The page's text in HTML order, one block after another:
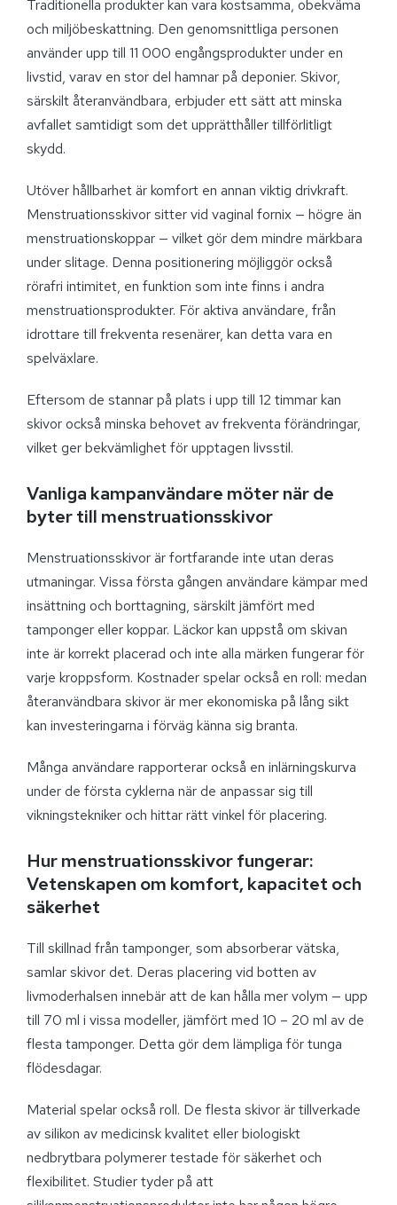
Traditionella produkter kan vara kostsamma, obekväma
och miljöbeskattning. Den genomsnittliga personen
använder upp till 11 000 engångsprodukter under en
livstid, varav en stor del hamnar på deponier. Skivor,
särskilt återanvändbara, erbjuder ett sätt att minska
avfallet samtidigt som det upprätthåller tillförlitligt
skydd.
Utöver hållbarhet är komfort en annan viktig drivkraft.
Menstruationsskivor sitter vid vaginal fornix — högre än
menstruationskoppar — vilket gör dem mindre märkbara
under slitage. Denna positionering möjliggör också
rörafri intimitet, en funktion som inte finns i andra
menstruationsprodukter. För aktiva användare, från
idrottare till frekventa resenärer, kan detta vara en
spelväxlare.
Eftersom de stannar på plats i upp till 12 timmar kan
skivor också minska behovet av frekventa förändringar,
vilket ger bekvämlighet för upptagen livsstil.
Vanliga kampanvändare möter när de
byter till menstruationsskivor
Menstruationsskivor är fortfarande inte utan deras
utmaningar. Vissa första gången användare kämpar med
insättning och borttagning, särskilt jämfört med
tamponger eller koppar. Läckor kan uppstå om skivan
inte är korrekt placerad och inte alla märken fungerar för
varje kroppsform. Kostnader spelar också en roll: medan
återanvändbara skivor är mer ekonomiska på lång sikt
kan investeringarna i förväg känna sig branta.
Många användare rapporterar också en inlärningskurva
under de första cyklerna när de anpassar sig till
vikningstekniker och hittar rätt vinkel för placering.
Hur menstruationsskivor fungerar:
Vetenskapen om komfort, kapacitet och
säkerhet
Till skillnad från tamponger, som absorberar vätska,
samlar skivor det. Deras placering vid botten av
livmoderhalsen innebär att de kan hålla mer volym — upp
till 70 ml i vissa modeller, jämfört med 10 – 20 ml av de
flesta tamponger. Detta gör dem lämpliga för tunga
flödesdagar.
Material spelar också roll. De flesta skivor är tillverkade
av silikon av medicinsk kvalitet eller biologiskt
nedbrytbara polymerer testade för säkerhet och
flexibilitet. Studier tyder på att